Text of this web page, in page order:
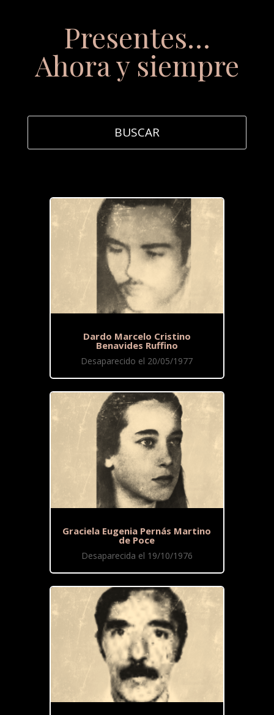
Presentes…
Ahora y siempre
Dardo Marcelo Cristino
Benavides Ruffino
Desaparecido el 20/05/1977
Graciela Eugenia Pernás Martino
de Poce
Desaparecida el 19/10/1976